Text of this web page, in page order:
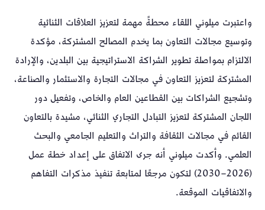
واعتبرت ميلوني اللقاء محطةً مهمة لتعزيز العلاقات الثنائية
وتوسيع مجالات التعاون بما يخدم المصالح المشتركة، مؤكدة
الالتزام بمواصلة تطوير الشراكة الاستراتيجية بين البلدين، والإرادة
المشتركة لتعزيز التعاون في مجالات التجارة والاستثمار والصناعة،
وتشجيع الشراكات بين القطاعين العام والخاص، وتفعيل دور
اللجان المشتركة لتعزيز التبادل التجاري الثنائي، مشيدة بالتعاون
القائم في مجالات الثقافة والتراث والتعليم الجامعي والبحث
العلمي. وأكدت ميلوني أنه جرى الاتفاق على إعداد خطة عمل
(2026–2030) لتكون مرجعًا لمتابعة تنفيذ مذكرات التفاهم
والاتفاقيات الموقعة.